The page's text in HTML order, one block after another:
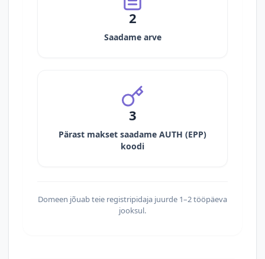
2
Saadame arve
3
Pärast makset saadame AUTH (EPP)
koodi
Domeen jõuab teie registripidaja juurde 1–2 tööpäeva
jooksul.